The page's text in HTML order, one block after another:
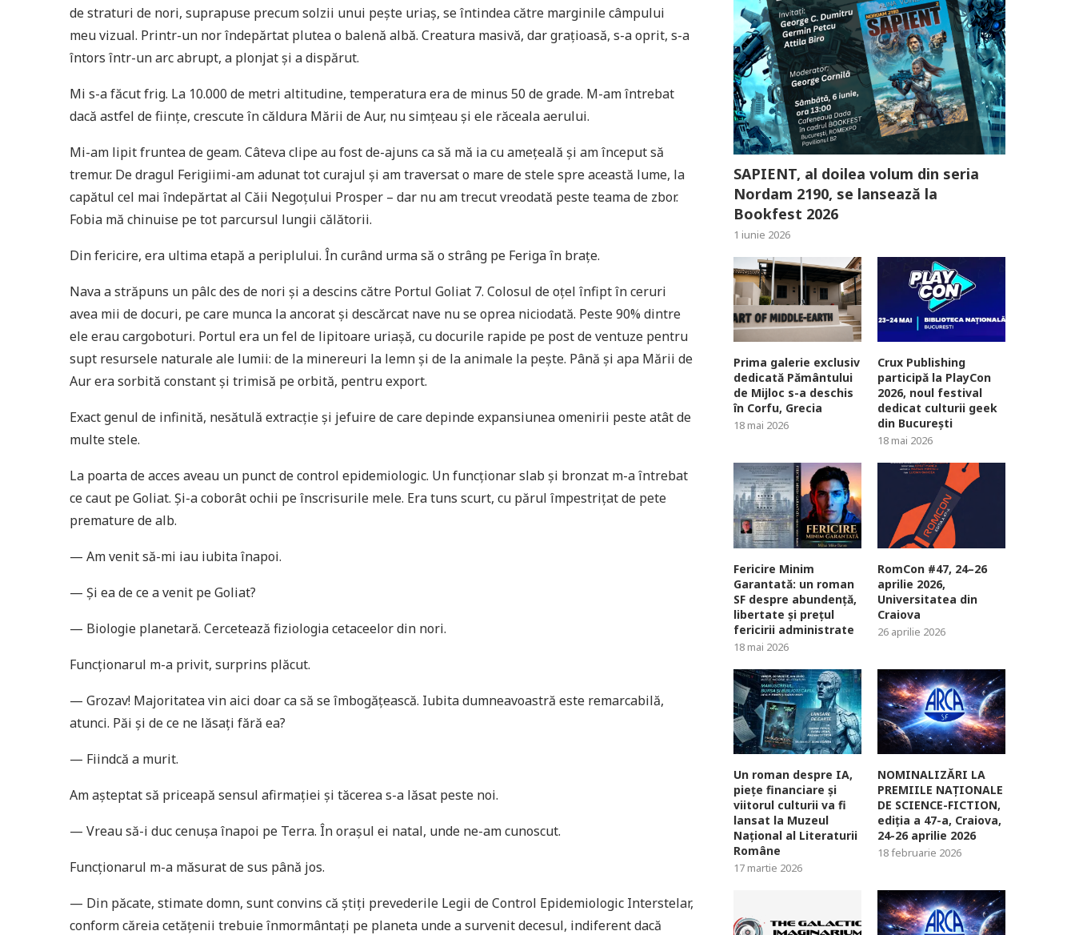
de straturi de nori, suprapuse precum solzii unui pește uriaș, se întindea către marginile câmpului
meu vizual. Printr-un nor îndepărtat plutea o balenă albă. Creatura masivă, dar grațioasă, s-a oprit, s-a
întors într-un arc abrupt, a plonjat și a dispărut.
Mi s-a făcut frig. La 10.000 de metri altitudine, temperatura era de minus 50 de grade. M-am întrebat
dacă astfel de ființe, crescute în căldura Mării de Aur, nu simțeau și ele răceala aerului.
Mi-am lipit fruntea de geam. Câteva clipe au fost de-ajuns ca să mă ia cu amețeală și am început să
tremur. De dragul Ferigiimi-am adunat tot curajul și am traversat o mare de stele spre această lume, la
capătul cel mai îndepărtat al Căii Negoțului Prosper – dar nu am trecut vreodată peste teama de zbor.
Fobia mă chinuise pe tot parcursul lungii călătorii.
Din fericire, era ultima etapă a periplului. În curând urma să o strâng pe Feriga în brațe.
Nava a străpuns un pâlc des de nori și a descins către Portul Goliat 7. Colosul de oțel înfipt în ceruri
avea mii de docuri, pe care munca la ancorat și descărcat nave nu se oprea niciodată. Peste 90% dintre
ele erau cargoboturi. Portul era un fel de lipitoare uriașă, cu docurile rapide pe post de ventuze pentru
supt resursele naturale ale lumii: de la minereuri la lemn și de la animale la pește. Până și apa Mării de
Aur era sorbită constant și trimisă pe orbită, pentru export.
Exact genul de infinită, nesătulă extracție și jefuire de care depinde expansiunea omenirii peste atât de
multe stele.
La poarta de acces aveau un punct de control epidemiologic. Un funcționar slab și bronzat m-a întrebat
ce caut pe Goliat. Și-a coborât ochii pe înscrisurile mele. Era tuns scurt, cu părul împestrițat de pete
premature de alb.
— Am venit să-mi iau iubita înapoi.
— Și ea de ce a venit pe Goliat?
— Biologie planetară. Cercetează fiziologia cetaceelor din nori.
Funcționarul m-a privit, surprins plăcut.
— Grozav! Majoritatea vin aici doar ca să se îmbogățească. Iubita dumneavoastră este remarcabilă,
atunci. Păi și de ce ne lăsați fără ea?
— Fiindcă a murit.
Am așteptat să priceapă sensul afirmației și tăcerea s-a lăsat peste noi.
— Vreau să-i duc cenușa înapoi pe Terra. În orașul ei natal, unde ne-am cunoscut.
Funcționarul m-a măsurat de sus până jos.
— Din păcate, stimate domn, sunt convins că știți prevederile Legii de Control Epidemiologic Interstelar,
conform căreia cetățenii trebuie înmormântați pe planeta unde a survenit decesul, indiferent dacă
SAPIENT, al doilea volum din seria
Nordam 2190, se lansează la
Bookfest 2026
1 iunie 2026
Prima galerie exclusiv
dedicată Pământului
de Mijloc s-a deschis
în Corfu, Grecia
18 mai 2026
Crux Publishing
participă la PlayCon
2026, noul festival
dedicat culturii geek
din București
18 mai 2026
Fericire Minim
Garantată: un roman
SF despre abundență,
libertate și prețul
fericirii administrate
18 mai 2026
RomCon #47, 24–26
aprilie 2026,
Universitatea din
Craiova
26 aprilie 2026
Un roman despre IA,
piețe financiare și
viitorul culturii va fi
lansat la Muzeul
Național al Literaturii
Române
17 martie 2026
NOMINALIZĂRI LA
PREMIILE NAȚIONALE
DE SCIENCE-FICTION,
ediția a 47-a, Craiova,
24-26 aprilie 2026
18 februarie 2026